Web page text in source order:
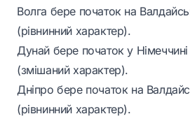
Волга бере початок на
(рівнинний характер).
Дунай бере початок у
(змішаний характер).
Дніпро бере початок на
(рівнинний характер).